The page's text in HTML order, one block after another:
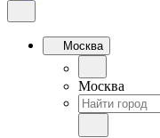
Москва
Москва